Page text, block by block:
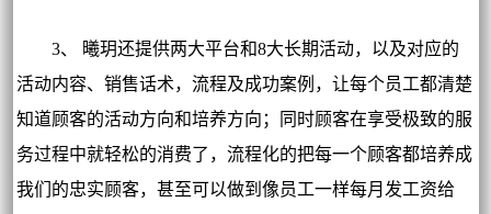
3、 曦玥还提供两大平台和8大长期活动，以及对应的
活动内容、销售话术，流程及成功案例，让每个员工都清楚
知道顾客的活动方向和培养方向；同时顾客在享受极致的服
务过程中就轻松的消费了，流程化的把每一个顾客都培养成
我们的忠实顾客，甚至可以做到像员工一样每月发工资给